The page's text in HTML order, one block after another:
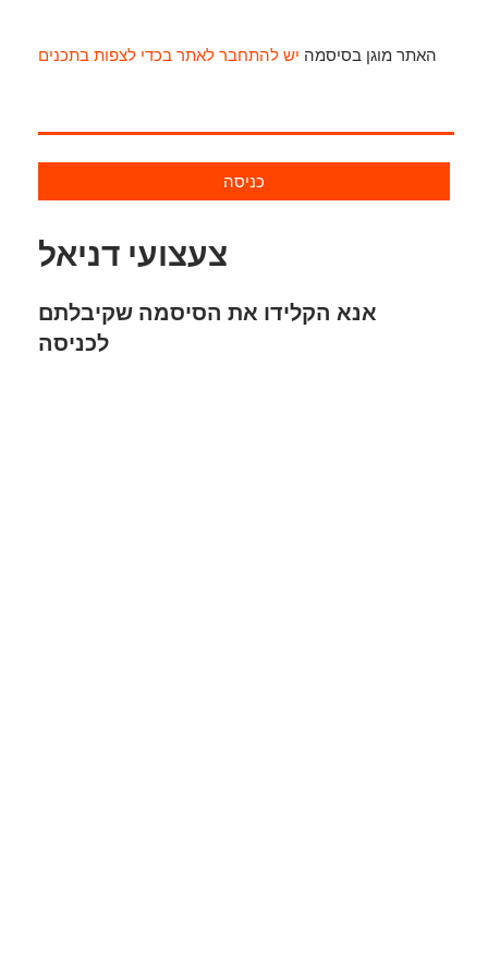
האתר מוגן בסיסמה יש להתחבר לאתר בכדי לצפות בתכנים
כניסה
צעצועי דניאל
אנא הקלידו את הסיסמה שקיבלתם
לכניסה